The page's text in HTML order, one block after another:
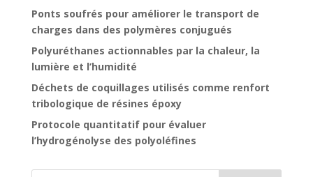
Ponts soufrés pour améliorer le transport de
charges dans des polymères conjugués
Polyuréthanes actionnables par la chaleur, la
lumière et l’humidité
Déchets de coquillages utilisés comme renfort
tribologique de résines époxy
Protocole quantitatif pour évaluer
l’hydrogénolyse des polyoléfines